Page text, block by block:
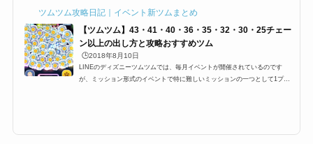
ツムツム攻略日記｜イベント新ツムまとめ
【ツムツム】43・41・40・36・35・32・30・25チェー
ン以上の出し方と攻略おすすめツム
🕒️2018年8月10日
LINEのディズニーツムツムでは、毎月イベントが開催されているのです
が、ミッション形式のイベントで特に難しいミッションの一つとして1プレ